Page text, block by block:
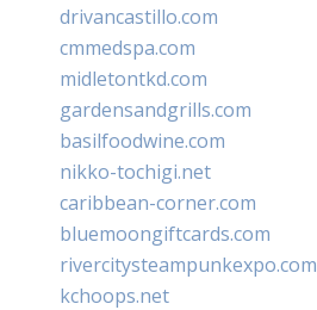
drivancastillo.com
cmmedspa.com
midletontkd.com
gardensandgrills.com
basilfoodwine.com
nikko-tochigi.net
caribbean-corner.com
bluemoongiftcards.com
rivercitysteampunkexpo.com
kchoops.net